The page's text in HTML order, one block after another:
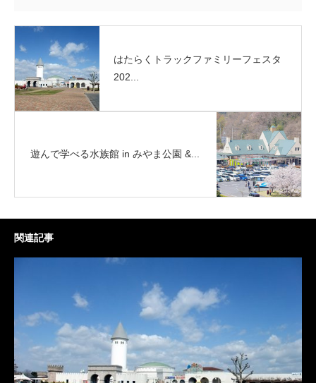
はたらくトラックファミリーフェスタ
202...
遊んで学べる水族館 in みやま公園 &...
関連記事